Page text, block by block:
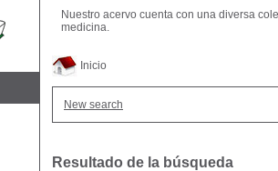
Inicio
New search
Resultado de la búsqueda
Nuestro acervo cuenta con una diversa
medicina.